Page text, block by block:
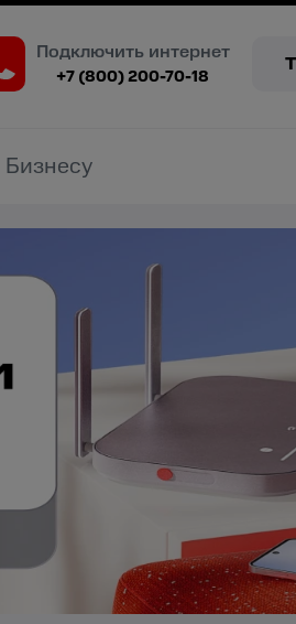
Подключить интернет
+7 (800) 200-70-18
Бизнесу